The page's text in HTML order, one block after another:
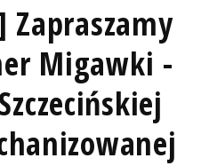
Zapraszamy
Migawki -